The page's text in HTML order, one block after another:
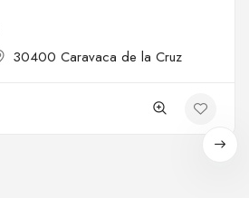
30400 Caravaca de la Cruz